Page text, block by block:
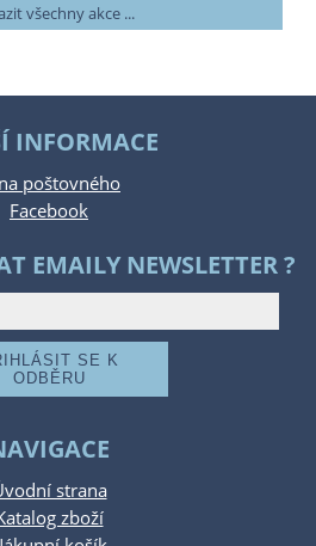
všechny akce ...
INFORMACE
poštovného
Facebook
EMAILY NEWSLETTER ?
strana
zboží